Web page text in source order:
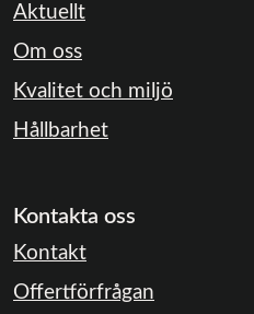
Aktuellt
Om oss
Kvalitet och miljö
Hållbarhet
Kontakta oss
Kontakt
Offertförfrågan